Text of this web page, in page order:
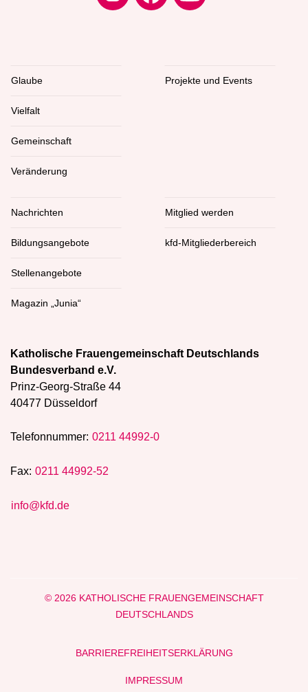
Glaube
Vielfalt
Gemeinschaft
Veränderung
Projekte und Events
Nachrichten
Bildungsangebote
Stellenangebote
Magazin „Junia“
Mitglied werden
kfd-Mitgliederbereich
Katholische Frauengemeinschaft Deutschlands
Bundesverband e.V.
Prinz-Georg-Straße 44
40477 Düsseldorf
Telefonnummer: 0211 44992-0
Fax: 0211 44992-52
info@kfd.de
© 2026 KATHOLISCHE FRAUENGEMEINSCHAFT
DEUTSCHLANDS
BARRIEREFREIHEITSERKLÄRUNG
IMPRESSUM